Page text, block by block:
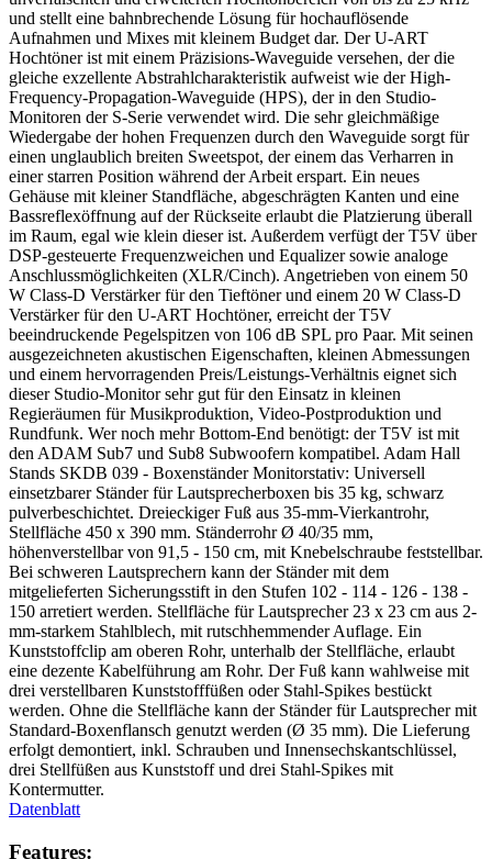
und stellt eine bahnbrechende Lösung für hochauflösende
Aufnahmen und Mixes mit kleinem Budget dar. Der U-ART
Hochtöner ist mit einem Präzisions-Waveguide versehen, der die
gleiche exzellente Abstrahlcharakteristik aufweist wie der High-
Frequency-Propagation-Waveguide (HPS), der in den Studio-
Monitoren der S-Serie verwendet wird. Die sehr gleichmäßige
Wiedergabe der hohen Frequenzen durch den Waveguide sorgt für
einen unglaublich breiten Sweetspot, der einem das Verharren in
einer starren Position während der Arbeit erspart. Ein neues
Gehäuse mit kleiner Standfläche, abgeschrägten Kanten und eine
Bassreflexöffnung auf der Rückseite erlaubt die Platzierung überall
im Raum, egal wie klein dieser ist. Außerdem verfügt der T5V über
DSP-gesteuerte Frequenzweichen und Equalizer sowie analoge
Anschlussmöglichkeiten (XLR/Cinch). Angetrieben von einem 50
W Class-D Verstärker für den Tieftöner und einem 20 W Class-D
Verstärker für den U-ART Hochtöner, erreicht der T5V
beeindruckende Pegelspitzen von 106 dB SPL pro Paar. Mit seinen
ausgezeichneten akustischen Eigenschaften, kleinen Abmessungen
und einem hervorragenden Preis/Leistungs-Verhältnis eignet sich
dieser Studio-Monitor sehr gut für den Einsatz in kleinen
Regieräumen für Musikproduktion, Video-Postproduktion und
Rundfunk. Wer noch mehr Bottom-End benötigt: der T5V ist mit
den ADAM Sub7 und Sub8 Subwoofern kompatibel. Adam Hall
Stands SKDB 039 - Boxenständer Monitorstativ: Universell
einsetzbarer Ständer für Lautsprecherboxen bis 35 kg, schwarz
pulverbeschichtet. Dreieckiger Fuß aus 35-mm-Vierkantrohr,
Stellfläche 450 x 390 mm. Ständerrohr Ø 40/35 mm,
höhenverstellbar von 91,5 - 150 cm, mit Knebelschraube feststellbar.
Bei schweren Lautsprechern kann der Ständer mit dem
mitgelieferten Sicherungsstift in den Stufen 102 - 114 - 126 - 138 -
150 arretiert werden. Stellfläche für Lautsprecher 23 x 23 cm aus 2-
mm-starkem Stahlblech, mit rutschhemmender Auflage. Ein
Kunststoffclip am oberen Rohr, unterhalb der Stellfläche, erlaubt
eine dezente Kabelführung am Rohr. Der Fuß kann wahlweise mit
drei verstellbaren Kunststofffüßen oder Stahl-Spikes bestückt
werden. Ohne die Stellfläche kann der Ständer für Lautsprecher mit
Standard-Boxenflansch genutzt werden (Ø 35 mm). Die Lieferung
erfolgt demontiert, inkl. Schrauben und Innensechskantschlüssel,
drei Stellfüßen aus Kunststoff und drei Stahl-Spikes mit
Kontermutter.
Datenblatt
Features: